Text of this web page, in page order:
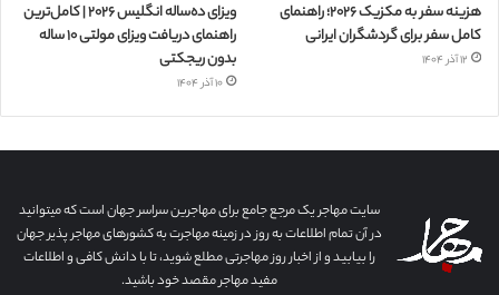
هزینه سفر به مکزیک ۲۰۲۶؛ راهنمای
کامل سفر برای گردشگران ایرانی
۱۲ آذر ۱۴۰۴
ویزای ده‌ساله انگلیس ۲۰۲۶ | کامل‌ترین
راهنمای دریافت ویزای مولتی ۱۰ ساله
بدون ریجکتی
۱۰ آذر ۱۴۰۴
سایت مهاجر یک مرجع جامع برای مهاجرین سراسر جهان است که میتوانید
در آن تمام اطلاعات به روز در زمینه مهاجرت به کشورهای مهاجر پذیر جهان
را بیابید و از اخبار روز مهاجرتی مطلع شوید، تا با دانش کافی و اطلاعات
مفید مهاجر مقصد خود باشید.